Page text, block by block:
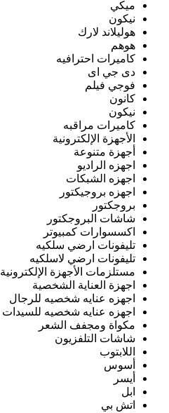
ميكي
نيكون
هوليلاند لارك
هوهم
كاميرات احترافيه
دى جي اى
فوجي فيلم
كانون
نيكون
كاميرات مراقبه
الأجهزة الإلكترونية
أجهزة متنوعة
اجهزه الراديو
اجهزه الشبكات
اجهزه بروجيكتور
بروجكتور
شاشات البروجكتور
اكسسوارات كمبيوتر
تليفونات ارضي سلكيه
تليفونات ارضي لاسلكيه
مستلزمات الأجهزة الإلكترونية
اجهزة العناية الشخصية
اجهزه عنايه شخصيه للرجال
اجهزه عنايه شخصيه للسيدات
مكواة ومجفف الشعر
شاشات التلفزيون
اللابتوب
أسوس
أيسر
ابل
اتش بي